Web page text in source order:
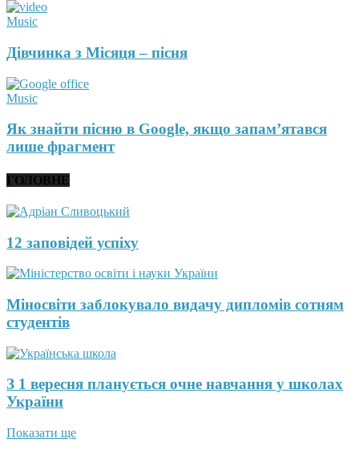
Music
Дівчинка з Місяця – пісня
Music
Як знайти пісню в Google, якщо запам’ятався
лише фрагмент
ГОЛОВНЕ
12 заповідей успіху
Міносвіти заблокувало видачу дипломів сотням
студентів
З 1 вересня планується очне навчання у школах
України
Показати ще